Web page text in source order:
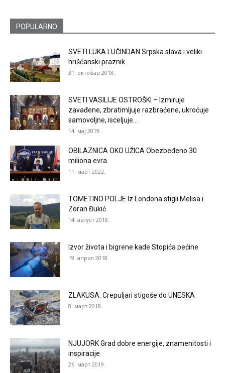
POPULARNO
SVETI LUKA LUČINDAN Srpska slava i veliki
hrišćanski praznik
31. октобар 2018.
SVETI VASILIJE OSTROŠKI – Izmiruje
zavađene, zbratimljuje razbraćene, ukroćuje
samovoljne, isceljuje...
14. мај 2019.
OBILAZNICA OKO UŽICA Obezbeđeno 30
miliona evra
11. март 2022.
TOMETINO POLJE Iz Londona stigli Melisa i
Zoran Đukić
14. август 2018.
Izvor života i bigrene kade Stopića pećine
19. април 2018.
ZLAKUSA: Crepuljari stigoše do UNESKA
8. март 2018.
NJUJORK Grad dobre energije, znamenitosti i
inspiracije
26. март 2019.